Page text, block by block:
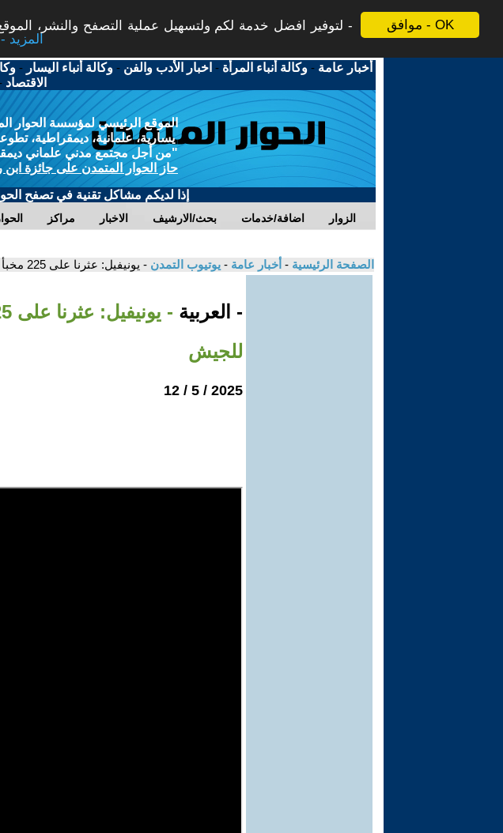
موافق - OK
لتوفير افضل خدمة لكم ولتسهيل عملية التصفح والنشر،
More info - المزيد
أخبار عامة -وكالة أنباء المرأة - اخبار الأدب والفن -وكالة أنباء اليسار -
الاقتصاد
الموقع الرئيسي لمؤسسة الحوار
يسارية، علمانية، ديمقراطية،
"من أجل مجتمع مدني علماني
حاز الحوار المتمدن على جائزة ابن
إذا لديكم مشاكل تقنية في تصفح
مراكز الاخبار بحث/الارشيف اضافة/خدمات الزوار
الصفحة الرئيسية - أخبار عامة - يوتيوب التمدن - يونيفيل: عثرنا على 225 مخبأ سلاح بجنوب لبنان وأحلناها للجيش
- العربية
للجيش
2025 / 5 / 12